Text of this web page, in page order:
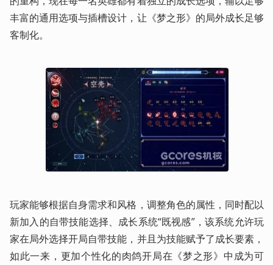
丰富的通用选项与插槽设计，让《梦之形》的局外成长足够
客制化。
玩家能够根据自身需求和风格，调整角色的属性，同时配以
新加入的自带技能选择、成长系统“既视感”，该系统允许玩
家在局外选择开局自带技能，并且为技能赋予了成长要素，
如此一来，更加个性化的肉鸽开局在《梦之形》中成为可